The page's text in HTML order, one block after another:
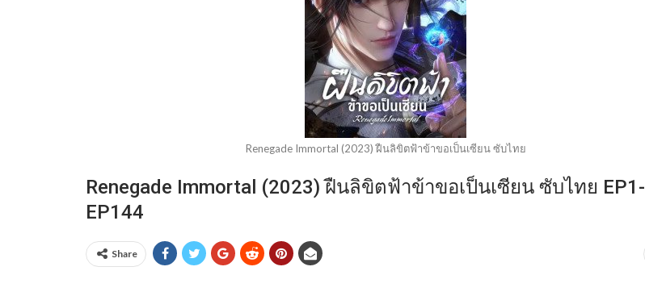
Renegade Immortal (2023) ฝืนลิขิตฟ้าข้าขอเป็นเซียน ซับไทย
Renegade Immortal (2023) ฝืนลิขิตฟ้าข้าขอเป็นเซียน ซับไทย EP1-
EP144
Share